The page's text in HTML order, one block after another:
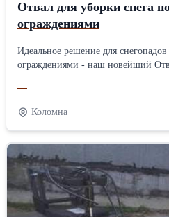
Отвал для уборки снега
ограждениями
Идеальное решение для
ограждениями - наш новейший
уборки снега, сэкономив ваше
—
Коломна